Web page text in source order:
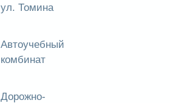
ул. Томина
Автоучебный
комбинат
Дорожно-